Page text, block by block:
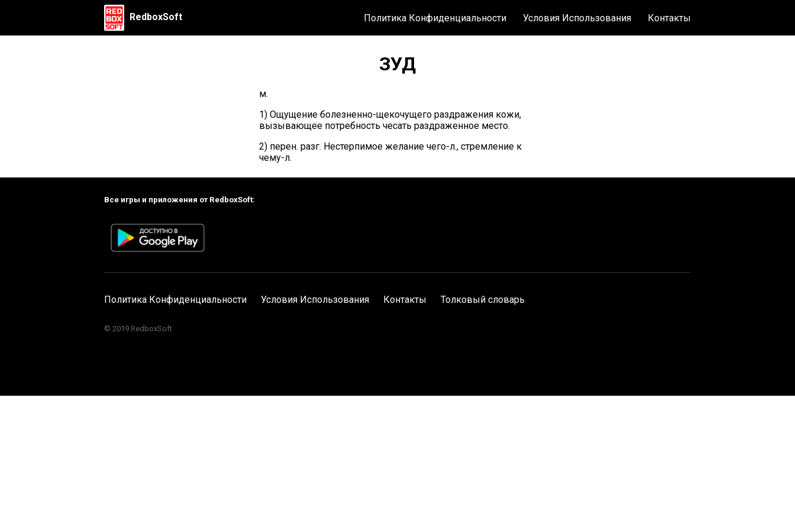
RedboxSoft Политика Конфиденциальности Условия Использования Контакты
ЗУД
м.
1) Ощущение болезненно-щекочущего раздражения кожи,
вызывающее потребность чесать раздраженное место.
2) перен. разг. Нестерпимое желание чего-л., стремление к
чему-л.
Все игры и приложения от RedboxSoft:
Политика Конфиденциальности Условия Использования Контакты Толковый словарь
© 2019 RedboxSoft